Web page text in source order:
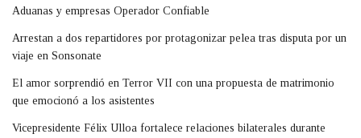
Aduanas y empresas Operador Confiable
Arrestan a dos repartidores por protagonizar pelea tras disputa por un
viaje en Sonsonate
El amor sorprendió en Terror VII con una propuesta de matrimonio
que emocionó a los asistentes
Vicepresidente Félix Ulloa fortalece relaciones bilaterales durante